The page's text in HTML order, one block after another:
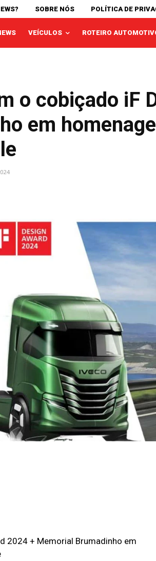
SOBRE NÓS POLÍTICA DE
VEÍCULOS ROTEIRO
o cobiçado iF
em
2024 + Memorial Brumadinho em